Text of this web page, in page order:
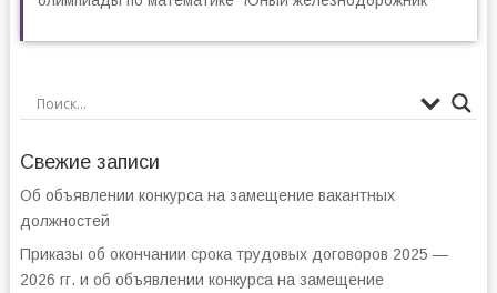
Свежие записи
Об объявлении конкурса на замещение вакантных
должностей
Приказы об окончании срока трудовых договоров 2025 —
2026 гг. и об объявлении конкурса на замещение